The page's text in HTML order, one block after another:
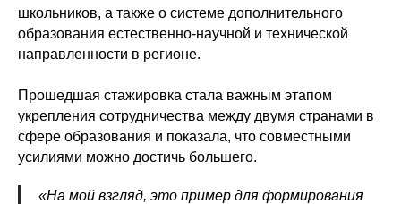
школьников, а также о системе дополнительного
образования естественно-научной и технической
направленности в регионе.
Прошедшая стажировка стала важным этапом
укрепления сотрудничества между двумя странами в
сфере образования и показала, что совместными
усилиями можно достичь большего.
«На мой взгляд, это пример для формирования